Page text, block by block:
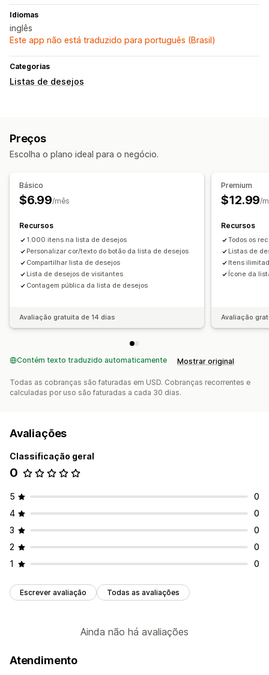
Idiomas
inglês
Este app não está traduzido para português (Brasil)
Categorias
Listas de desejos
Preços
Escolha o plano ideal para o negócio.
Básico
$6.99/mês
Recursos
1.000 itens na lista de desejos
Personalizar cor/texto do botão da lista de desejos
Compartilhar lista de desejos
Lista de desejos de visitantes
Contagem pública da lista de desejos
Avaliação gratuita de 14 dias
Premium
$12.99/
Recursos
Todos os
Listas de
Itens
Ícone da
Avaliação
Contém texto traduzido automaticamente Mostrar original
Todas as cobranças são faturadas em USD. Cobranças recorrentes e
calculadas por uso são faturadas a cada 30 dias.
Avaliações
Classificação geral
0
5
0
4
0
3
0
2
0
1
0
Escrever avaliação Todas as avaliações
Ainda não há avaliações
Atendimento